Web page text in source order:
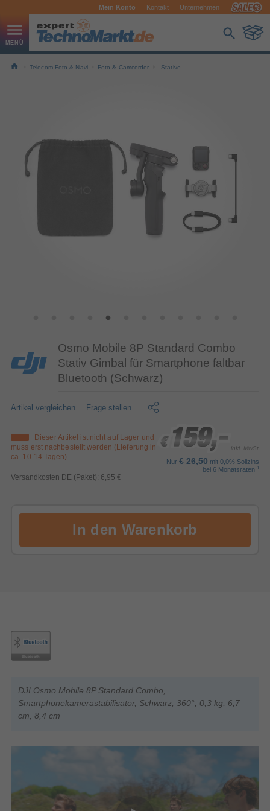
Mein Konto Kontakt Unternehmen
Telecom,Foto & Navi Foto & Camcorder Stative
Osmo Mobile 8P Standard Combo
Stativ Gimbal für Smartphone faltbar
Bluetooth (Schwarz)
Artikel vergleichen Frage stellen
Dieser Artikel ist nicht auf Lager und
muss erst nachbestellt werden (Lieferung in
ca. 10-14 Tagen)
Versandkosten DE (Paket): 6,95 €
€ 159,-
€ 159,-
€ 159,- inkl. MwSt.
Nur € 26,50 mit 0,0% Sollzins
bei 6 Monatsraten 1
DJI Osmo Mobile 8P Standard Combo,
Smartphonekamerastabilisator, Schwarz, 360°, 0,3 kg, 6,7
cm, 8,4 cm